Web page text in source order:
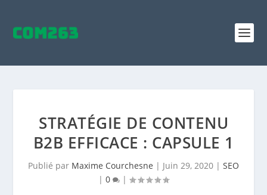
STRATÉGIE DE CONTENU
B2B EFFICACE : CAPSULE 1
Publié par Maxime Courchesne | Juin 29, 2020 | SEO
| 0 |